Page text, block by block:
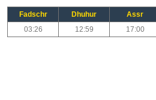
Fadschr Dhuhur Assr
03:26
12:59 17:00